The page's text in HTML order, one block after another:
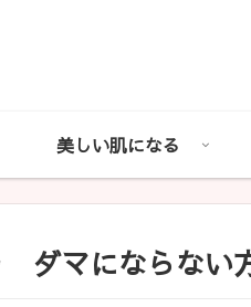
美しい肌になる
ダマにならない